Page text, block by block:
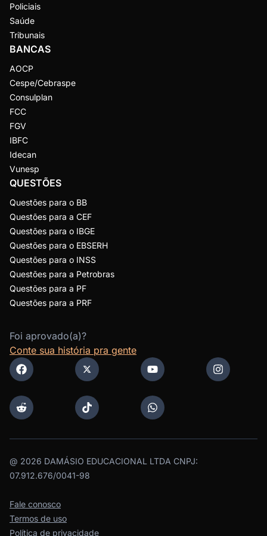
Policiais
Saúde
Tribunais
BANCAS
AOCP
Cespe/Cebraspe
Consulplan
FCC
FGV
IBFC
Idecan
Vunesp
QUESTÕES
Questões para o BB
Questões para a CEF
Questões para o IBGE
Questões para o EBSERH
Questões para o INSS
Questões para a Petrobras
Questões para a PF
Questões para a PRF
Foi aprovado(a)?
Conte sua história pra gente
@ 2026 DAMÁSIO EDUCACIONAL LTDA CNPJ:
07.912.676/0041-98
Fale conosco
Termos de uso
Política de privacidade